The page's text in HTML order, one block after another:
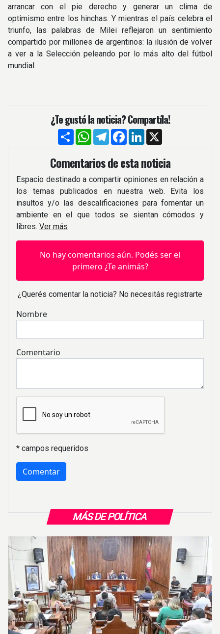
MÁS DE POLÍTICA
arrancar con el pie derecho y generar un clima de
optimismo entre los hinchas. Y mientras el país celebra el
triunfo, las palabras de Milei reflejaron un sentimiento
compartido por millones de argentinos: la ilusión de volver
a ver a la Selección peleando por lo más alto del fútbol
mundial.
¿Te gustó la noticia? Compartíla!
CompartirWhatsApp
TelegramFacebook
LinkedIn
Comentarios de esta noticia
Espacio destinado a compartir opiniones en relación a
los temas publicados en nuestra web. Evita los
insultos y/o las descalificaciones para fomentar un
ambiente en el que todos se sientan cómodos y
libres. Ver más
No hay comentarios aún. Podés ser el
primero ¿Te animás?
¿Querés comentar la noticia? No necesitás registrarte
Nombre
Comentario
* campos requeridos